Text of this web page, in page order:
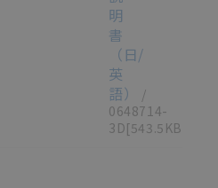
明
書
（日/
英
語）
/
0648714-
3D[543.5KB]